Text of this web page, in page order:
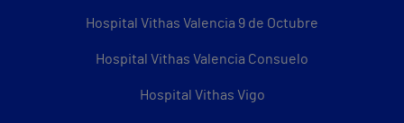
Hospital Vithas Valencia 9 de Octubre
Hospital Vithas Valencia Consuelo
Hospital Vithas Vigo